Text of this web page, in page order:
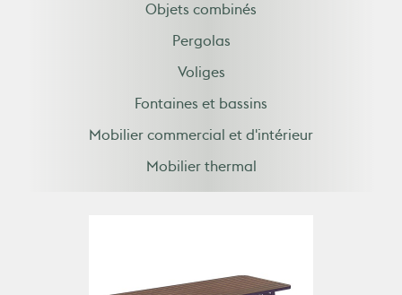
Objets combinés
Pergolas
Voliges
Fontaines et bassins
Mobilier commercial et d'intérieur
Mobilier thermal